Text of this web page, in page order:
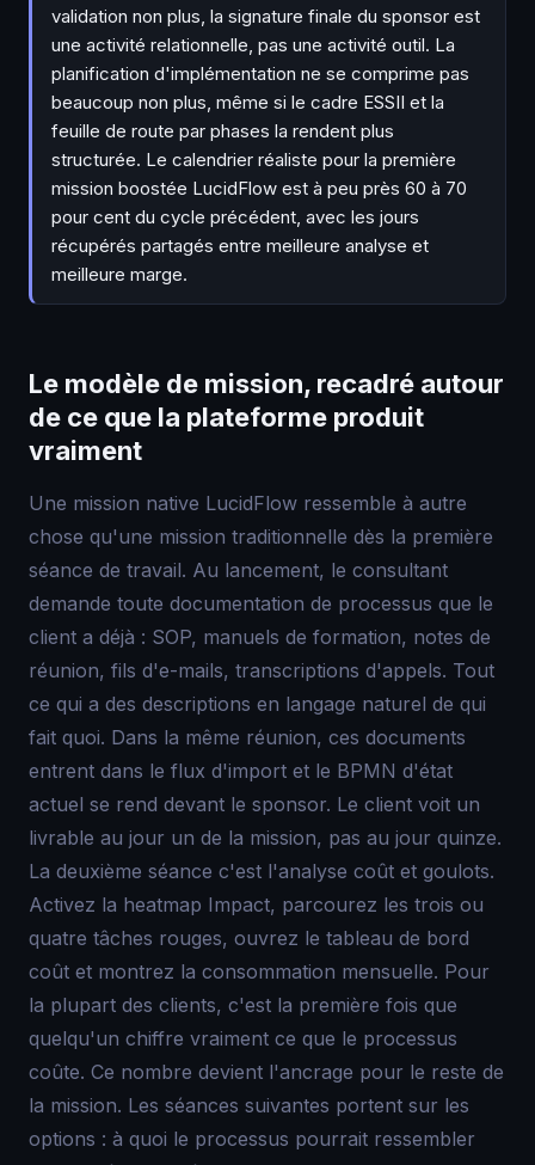
validation non plus, la signature finale du sponsor est
une activité relationnelle, pas une activité outil. La
planification d'implémentation ne se comprime pas
beaucoup non plus, même si le cadre ESSII et la
feuille de route par phases la rendent plus
structurée. Le calendrier réaliste pour la première
mission boostée LucidFlow est à peu près 60 à 70
pour cent du cycle précédent, avec les jours
récupérés partagés entre meilleure analyse et
meilleure marge.
Le modèle de mission, recadré autour
de ce que la plateforme produit
vraiment
Une mission native LucidFlow ressemble à autre
chose qu'une mission traditionnelle dès la première
séance de travail. Au lancement, le consultant
demande toute documentation de processus que le
client a déjà : SOP, manuels de formation, notes de
réunion, fils d'e-mails, transcriptions d'appels. Tout
ce qui a des descriptions en langage naturel de qui
fait quoi. Dans la même réunion, ces documents
entrent dans le flux d'import et le BPMN d'état
actuel se rend devant le sponsor. Le client voit un
livrable au jour un de la mission, pas au jour quinze.
La deuxième séance c'est l'analyse coût et goulots.
Activez la heatmap Impact, parcourez les trois ou
quatre tâches rouges, ouvrez le tableau de bord
coût et montrez la consommation mensuelle. Pour
la plupart des clients, c'est la première fois que
quelqu'un chiffre vraiment ce que le processus
coûte. Ce nombre devient l'ancrage pour le reste de
la mission. Les séances suivantes portent sur les
options : à quoi le processus pourrait ressembler